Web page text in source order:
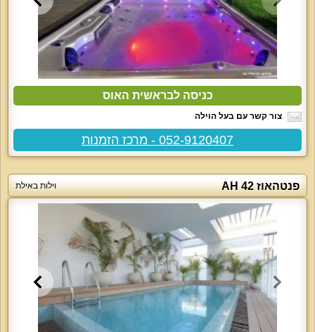
כניסה לבראשית האוס
צור קשר עם בעל הוילה
052-9120407 - מרכז הזמנות
פנטהאוז AH 42 וילות באילת